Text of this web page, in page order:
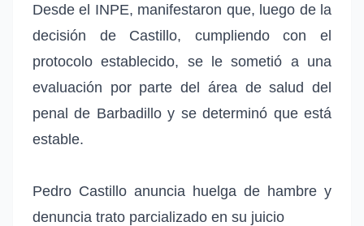
Desde el INPE, manifestaron que, luego de la
decisión de Castillo, cumpliendo con el
protocolo establecido, se le sometió a una
evaluación por parte del área de salud del
penal de Barbadillo y se determinó que está
estable.
Pedro Castillo anuncia huelga de hambre y
denuncia trato parcializado en su juicio